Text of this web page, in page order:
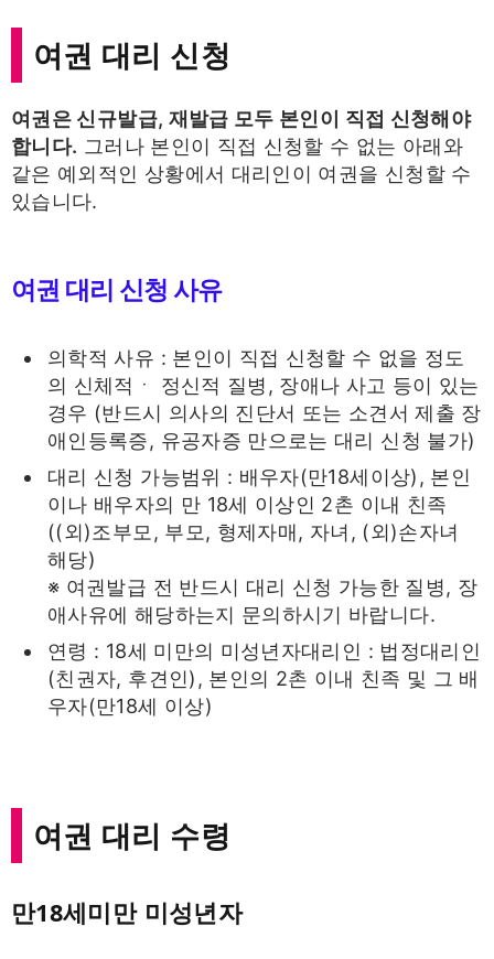
여권 대리 신청
여권은 신규발급, 재발급 모두 본인이 직접 신청해야
합니다. 그러나 본인이 직접 신청할 수 없는 아래와
같은 예외적인 상황에서 대리인이 여권을 신청할 수
있습니다.
여권 대리 신청 사유
의학적 사유 : 본인이 직접 신청할 수 없을 정도
의 신체적ㆍ 정신적 질병, 장애나 사고 등이 있는
경우 (반드시 의사의 진단서 또는 소견서 제출 장
애인등록증, 유공자증 만으로는 대리 신청 불가)
대리 신청 가능범위 : 배우자(만18세이상), 본인
이나 배우자의 만 18세 이상인 2촌 이내 친족
((외)조부모, 부모, 형제자매, 자녀, (외)손자녀
해당)
※ 여권발급 전 반드시 대리 신청 가능한 질병, 장
애사유에 해당하는지 문의하시기 바랍니다.
연령 : 18세 미만의 미성년자대리인 : 법정대리인
(친권자, 후견인), 본인의 2촌 이내 친족 및 그 배
우자(만18세 이상)
여권 대리 수령
만18세미만 미성년자